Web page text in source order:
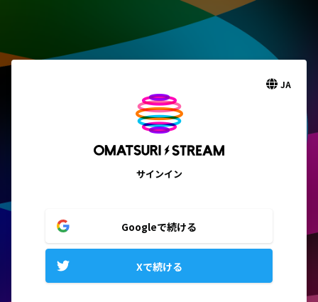
JA
サインイン
Googleで続ける
Xで続ける